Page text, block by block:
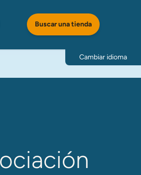
Buscar una tienda
Cambiar idioma